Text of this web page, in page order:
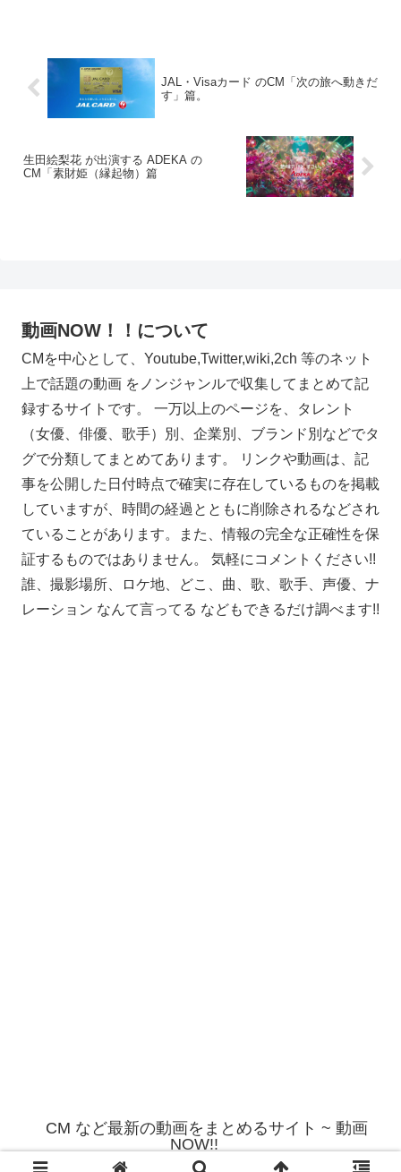
JAL・Visaカード のCM「次の旅へ動きだ
す」篇。
生田絵梨花 が出演する ADEKA の
CM「素財姫（縁起物）篇
動画NOW！！について
CMを中心として、Youtube,Twitter,wiki,2ch 等のネット
上で話題の動画 をノンジャンルで収集してまとめて記
録するサイトです。 一万以上のページを、タレント
（女優、俳優、歌手）別、企業別、ブランド別などでタ
グで分類してまとめてあります。 リンクや動画は、記
事を公開した日付時点で確実に存在しているものを掲載
していますが、時間の経過とともに削除されるなどされ
ていることがあります。また、情報の完全な正確性を保
証するものではありません。 気軽にコメントください!!
誰、撮影場所、ロケ地、どこ、曲、歌、歌手、声優、ナ
レーション なんて言ってる などもできるだけ調べます!!
CM など最新の動画をまとめるサイト ~ 動画
NOW!!